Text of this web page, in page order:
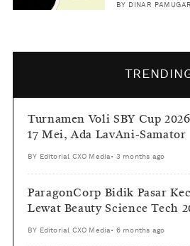
BY DINAR PAMUGARI
Turnamen Voli SBY Cup
17 Mei, Ada LavAni-Samator
BY Editorial CXO Media • 3 months ago
ParagonCorp Bidik Pasar
Lewat Beauty Science Tech
BY Editorial CXO Media • 6 months ago